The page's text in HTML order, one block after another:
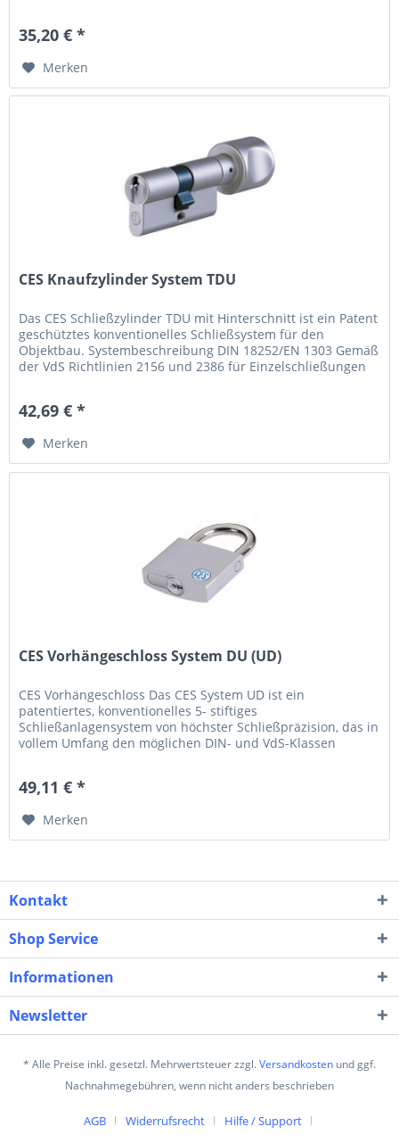
35,20 € *
Merken
CES Knaufzylinder System TDU
Das CES Schließzylinder TDU mit Hinterschnitt ist ein Patent
geschütztes konventionelles Schließsystem für den
Objektbau. Systembeschreibung DIN 18252/EN 1303 Gemäß
der VdS Richtlinien 2156 und 2386 für Einzelschließungen
42,69 € *
Merken
CES Vorhängeschloss System DU (UD)
CES Vorhängeschloss Das CES System UD ist ein
patentiertes, konventionelles 5- stiftiges
Schließanlagensystem von höchster Schließpräzision, das in
vollem Umfang den möglichen DIN- und VdS-Klassen
49,11 € *
Merken
Kontakt
Shop Service
Informationen
Newsletter
* Alle Preise inkl. gesetzl. Mehrwertsteuer zzgl.Versandkosten und ggf.
Nachnahmegebühren, wenn nicht anders beschrieben
AGB Widerrufsrecht Hilfe / Support